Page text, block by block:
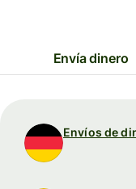
Envía dinero
Envíos de